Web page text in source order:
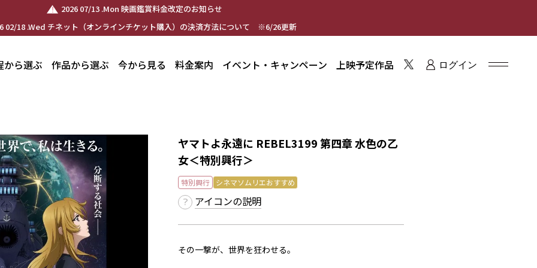
2026 07/13 .Mon 映画鑑賞料金改定のお知らせ
02/18 .Wed チネット（オンラインチケット購入）の決済方法について ※6/26更新
から選ぶ 作品から選ぶ 今から見る 料金案内 イベント・キャンペーン 上映予定作品 ログイン
ヤマトよ永遠に REBEL3199 第四章 水色の乙
女＜特別興行＞
特別興行 シネマソムリエおすすめ
アイコンの説明
その一撃が、世界を狂わせる。